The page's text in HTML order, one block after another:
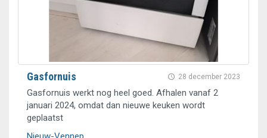
28 december 2023
Gasfornuis
Gasfornuis werkt nog heel goed. Afhalen vanaf 2
januari 2024, omdat dan nieuwe keuken wordt
geplaatst